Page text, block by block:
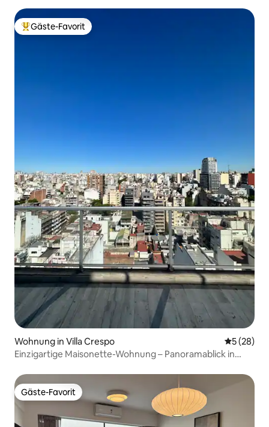
Beliebter Gäste-Favorit.
Gäste-Favorit
Wohnung in Villa Crespo
5 (28)
Einzigartige Maisonette-Wohnung – Panoramablick in
Gäste-Favorit
Gäste-Favorit